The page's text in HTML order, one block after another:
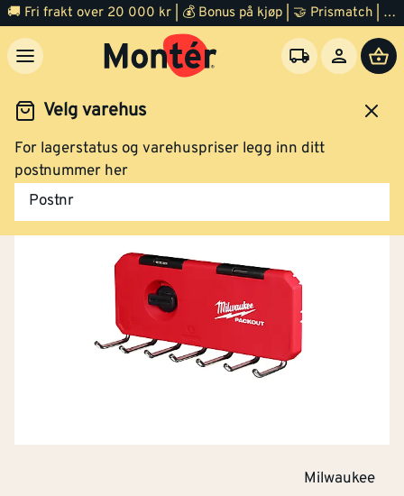
🚚 Fri frakt over 20 000 kr | 💰 Bonus på kjøp | 🤝 Prismatch | ⭐ 100% fornøyd garanti | 🏪 140 byggevarehus
Velg varehus
For lagerstatus og varehuspriser legg inn ditt
postnummer her
Postnr
Verktøy Oppbevaring verktøy
Milwaukee